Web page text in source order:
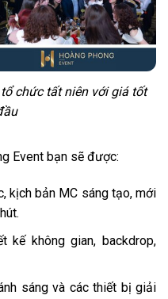
chức tất niên với giá tốt
Event bạn sẽ được:
kịch bản MC sáng tạo, mới
kế không gian, backdrop,
sáng và các thiết bị giải